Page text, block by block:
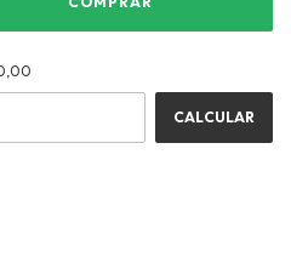
ALTERAR CEP
CALCULAR